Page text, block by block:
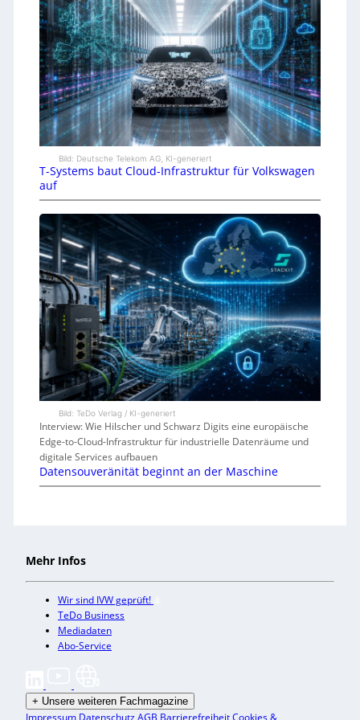
Bild: Deutsche Telekom AG, KI-generiert
T-Systems baut Cloud-Infrastruktur für Volkswagen
auf
Bild: TeDo Verlag / KI-generiert
Interview: Wie Hilscher und Schwarz Digits eine europäische
Edge-to-Cloud-Infrastruktur für industrielle Datenräume und
digitale Services aufbauen
Datensouveränität beginnt an der Maschine
Mehr Infos
Wir sind IVW geprüft!
TeDo Business
Mediadaten
Abo-Service
+ Unsere weiteren Fachmagazine
Impressum Datenschutz AGB BarrierefreiheitCookies &